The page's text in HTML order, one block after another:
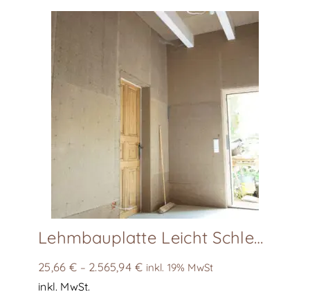
Varianten
auf.
Die
Produktseite
gewählt
werden
Lehmbauplatte Leicht Schleusner
25,66€ – 2.565,94€ inkl. 19% MwSt
inkl. MwSt.